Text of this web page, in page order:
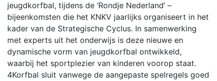
jeugdkorfbal, tijdens de ‘Rondje Nederland’ –
bijeenkomsten die het KNKV jaarlijks organiseert in het
kader van de Strategische Cyclus. In samenwerking
met experts uit het onderwijs is deze nieuwe en
dynamische vorm van jeugdkorfbal ontwikkeld,
waarbij het sportplezier van kinderen voorop staat.
4Korfbal sluit vanwege de aangepaste spelregels goed